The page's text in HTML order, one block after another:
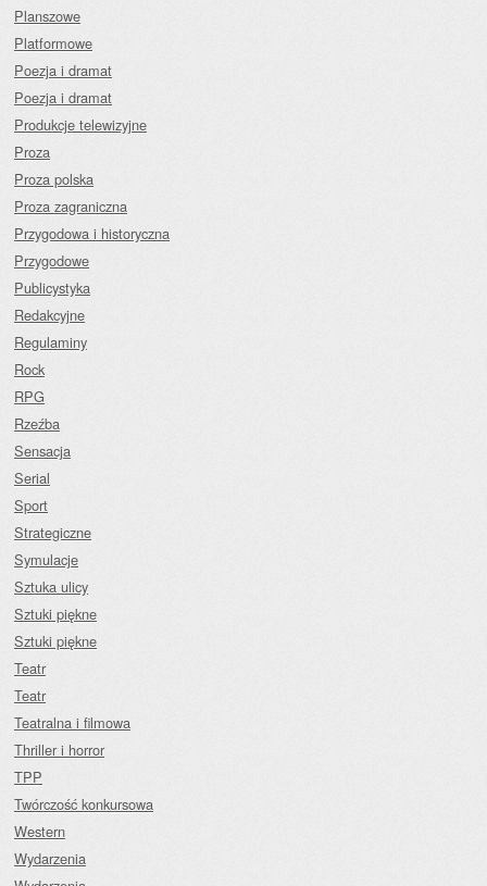
Planszowe
Platformowe
Poezja i dramat
Poezja i dramat
Produkcje telewizyjne
Proza
Proza polska
Proza zagraniczna
Przygodowa i historyczna
Przygodowe
Publicystyka
Redakcyjne
Regulaminy
Rock
RPG
Rzeźba
Sensacja
Serial
Sport
Strategiczne
Symulacje
Sztuka ulicy
Sztuki piękne
Sztuki piękne
Teatr
Teatr
Teatralna i filmowa
Thriller i horror
TPP
Twórczość konkursowa
Western
Wydarzenia